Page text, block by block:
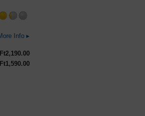
Info ▸
Ft2,190.00
Ft1,590.00